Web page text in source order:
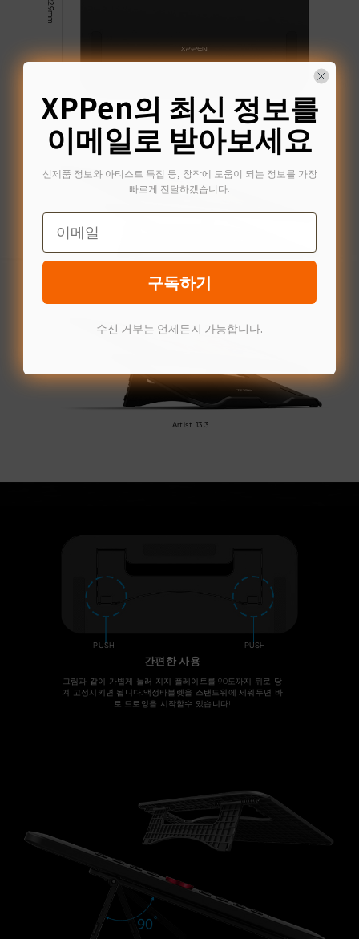
222.9mm
266.3mm
Artist 12
Artist 13.3
간편한 사용
그림과 같이 가볍게 눌러 지지 플레이트를 90도까지 뒤로 당
겨 고정시키면 됩니다.액정타블렛을 스탠드위에 세워두면 바
로 드로잉을 시작할수 있습니다!
PUSH PUSH
XPPen의 최신 정보를
이메일로 받아보세요
신제품 정보와 아티스트 특집 등, 창작에 도움이 되는 정보를 가장
빠르게 전달하겠습니다.
Email
구독하기
수신 거부는 언제든지 가능합니다.